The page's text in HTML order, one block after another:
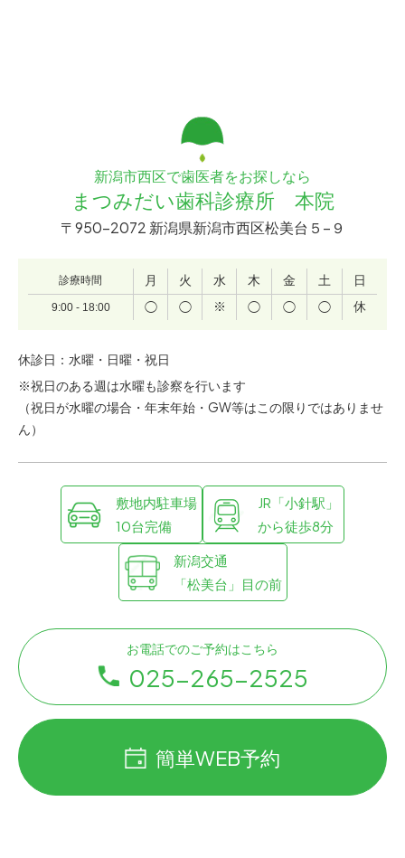
新潟市西区で歯医者をお探しなら
まつみだい歯科診療所 本院
〒950-2072 新潟県新潟市西区松美台５−９
診療時間 月 火 水 木 金 土 日
9:00 - 18:00 ◯ ◯ ※ ◯ ◯ ◯ 休
休診日：水曜・日曜・祝日
※祝日のある週は水曜も診察を行います
（祝日が水曜の場合・年末年始・GW等はこの限りではありませ
ん）
敷地内駐車場
10台完備
JR「小針駅」
から徒歩8分
新潟交通
「松美台」目の前
お電話でのご予約はこちら
025-265-2525
簡単WEB予約